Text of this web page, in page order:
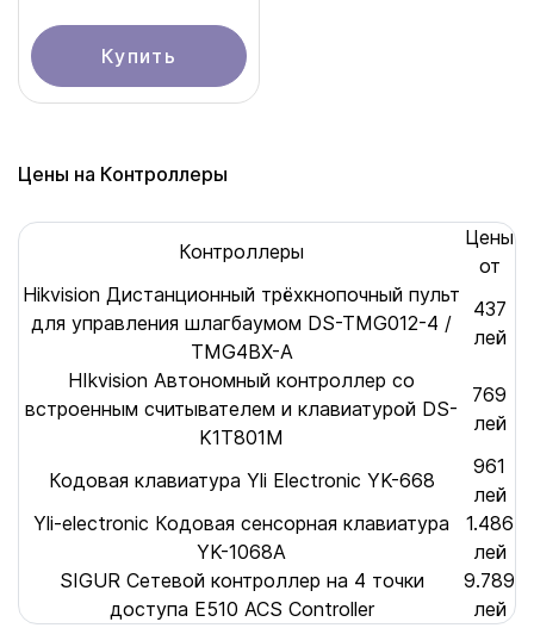
Купить
Цены на Контроллеры
Контроллеры
Цены
от
Hikvision Дистанционный трёхкнопочный пульт
для управления шлагбаумом DS-TMG012-4 /
TMG4BX-A
437
лей
HIkvision Автономный контроллер со
встроенным считывателем и клавиатурой DS-
K1T801M
769
лей
Кодовая клавиатура Yli Electronic YK-668
961
лей
Yli-electronic Кодовая сенсорная клавиатура
YK-1068A
1.486
лей
SIGUR Сетевой контроллер на 4 точки
доступа E510 ACS Controller
9.789
лей